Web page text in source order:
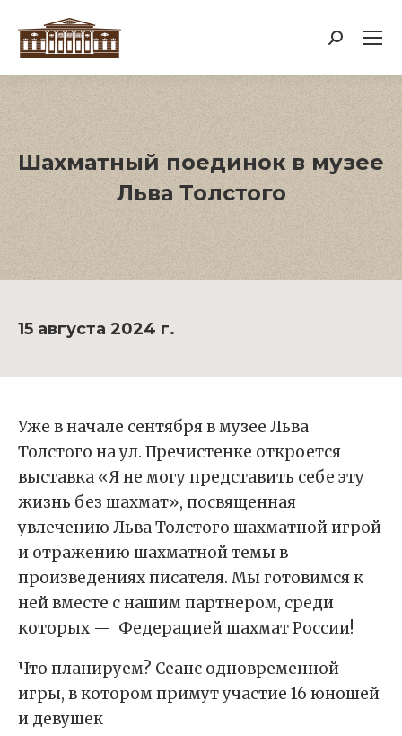
Поиск:
Шахматный поединок в музее
Льва Толстого
15 августа 2024 г.
Уже в начале сентября в музее Льва
Толстого на ул. Пречистенке откроется
выставка «Я не могу представить себе эту
жизнь без шахмат», посвященная
увлечению Льва Толстого шахматной игрой
и отражению шахматной темы в
произведениях писателя. Мы готовимся к
ней вместе с нашим партнером, среди
которых — Федерацией шахмат России!
Что планируем? Сеанс одновременной
игры, в котором примут участие 16 юношей
и девушек